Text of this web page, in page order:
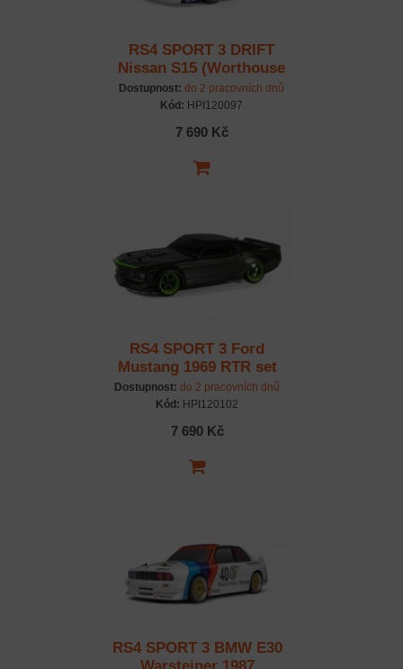
RS4 SPORT 3 DRIFT
Nissan S15 (Worthouse
James Dean) RTR set
Dostupnost: do 2 pracovních dnů
Kód: HPI120097
7 690 Kč
RS4 SPORT 3 Ford
Mustang 1969 RTR set
Dostupnost: do 2 pracovních dnů
Kód: HPI120102
7 690 Kč
RS4 SPORT 3 BMW E30